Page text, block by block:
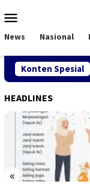
ke
Mobile
News Nasional
Konten Spesial
Pengguna
HEADLINES
«